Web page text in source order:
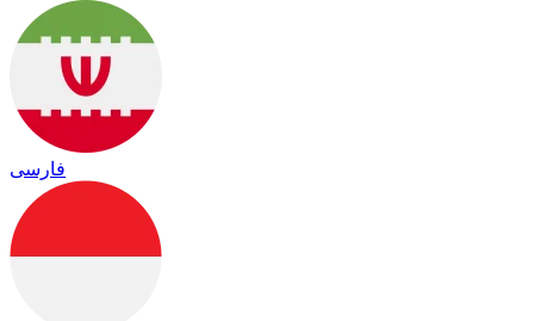
فارسی